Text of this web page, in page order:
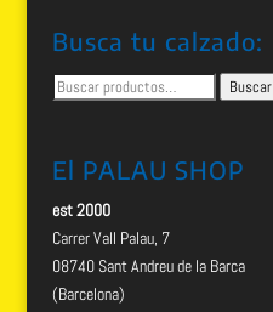
Busca tu calzado:
Buscar
por:
Buscar
El PALAU SHOP
est 2000
Carrer Vall Palau, 7
08740 Sant Andreu de la Barca
(Barcelona)